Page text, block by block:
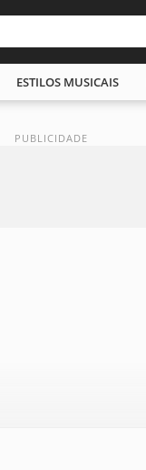
ESTILOS MUSICAIS